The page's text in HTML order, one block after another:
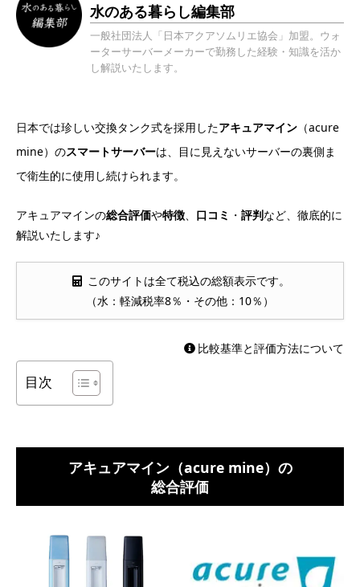
水のある暮らし編集部
一般社団法人「日本アクアソムリエ協会」加盟。ウォ
ーターサーバーメーカーで勤務した経験・知識を活か
し解説いたします。
日本では珍しい交換タンク式を採用したアキュアマイン （acure
mine）のスマートサーバーは、目に見えないサーバーの裏側ま
で衛生的に使用し続けられます。
アキュアマインの総合評価や特徴 口コミ ・ 評判など、徹底的に
解説いたします♪
このサイトは全て税込の総額表示です。
（水：軽減税率8％・その他：10％）
比較基準と評価方法について
目次
アキュアマイン（acure mine）の
総合評価